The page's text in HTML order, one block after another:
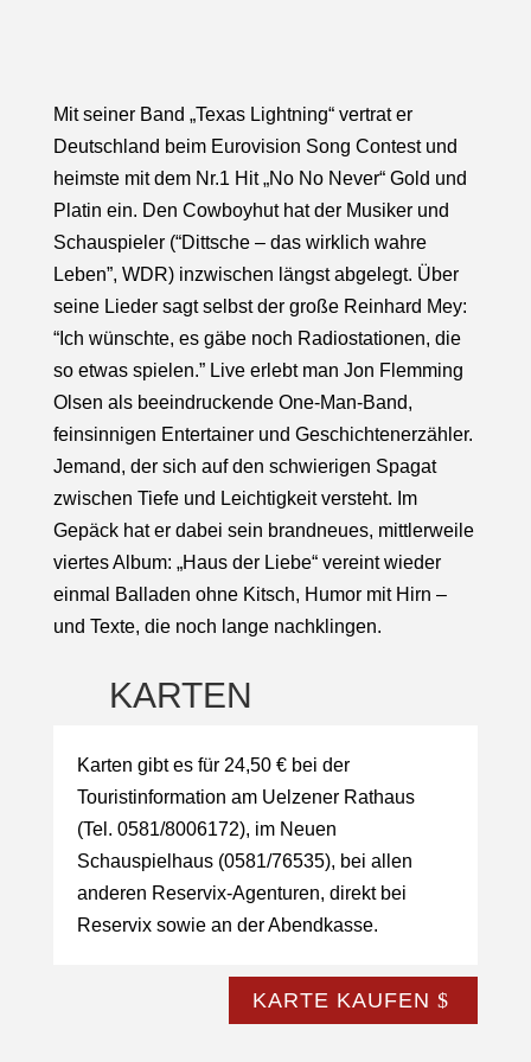
Mit seiner Band „Texas Lightning“ vertrat er
Deutschland beim Eurovision Song Contest und
heimste mit dem Nr.1 Hit „No No Never“ Gold und
Platin ein. Den Cowboyhut hat der Musiker und
Schauspieler (“Dittsche – das wirklich wahre
Leben”, WDR) inzwischen längst abgelegt. Über
seine Lieder sagt selbst der große Reinhard Mey:
“Ich wünschte, es gäbe noch Radiostationen, die
so etwas spielen.” Live erlebt man Jon Flemming
Olsen als beeindruckende One-Man-Band,
feinsinnigen Entertainer und Geschichtenerzähler.
Jemand, der sich auf den schwierigen Spagat
zwischen Tiefe und Leichtigkeit versteht. Im
Gepäck hat er dabei sein brandneues, mittlerweile
viertes Album: „Haus der Liebe“ vereint wieder
einmal Balladen ohne Kitsch, Humor mit Hirn –
und Texte, die noch lange nachklingen.
KARTEN
Karten gibt es für 24,50 € bei der
Touristinformation am Uelzener Rathaus
(Tel. 0581/8006172), im Neuen
Schauspielhaus (0581/76535), bei allen
anderen Reservix-Agenturen, direkt bei
Reservix sowie an der Abendkasse.
KARTE KAUFEN